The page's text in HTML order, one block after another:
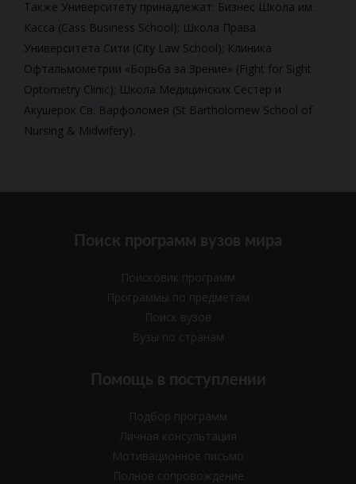
Также Университету принадлежат: Бизнес Школа им.
Касса (Cass Business School); Школа Права
Университета Сити (City Law School); Клиника
Офтальмометрии «Борьба за Зрение» (Fight for Sight
Optometry Clinic); Школа Медицинских Сестер и
Акушерок Св. Варфоломея (St Bartholomew School of
Nursing & Midwifery).
Поиск программ вузов мира
Поисковик программ
Программы по предметам
Поиск вузов
Вузы по странам
Помощь в поступлении
Подбор программ
Личная консультация
Мотивационное письмо
Полное сопровождение